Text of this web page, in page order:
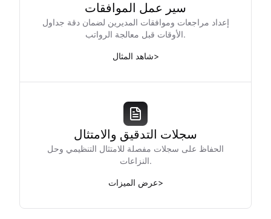
سير عمل الموافقات
إعداد مراجعات وموافقات المديرين لضمان دقة جداول
الأوقات قبل معالجة الرواتب.
شاهد المثال>
سجلات التدقيق والامتثال
الحفاظ على سجلات مفصلة للامتثال التنظيمي وحل
النزاعات.
عرض الميزات>